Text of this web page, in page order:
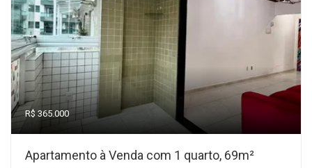
R$ 365.000
Apartamento à Venda com 1 quarto, 69m²